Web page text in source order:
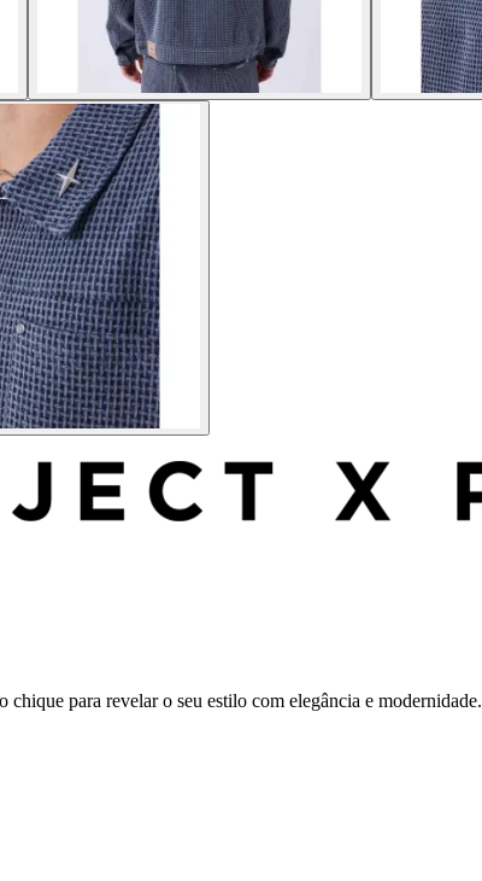
para revelar o seu estilo com elegância e modernidade.